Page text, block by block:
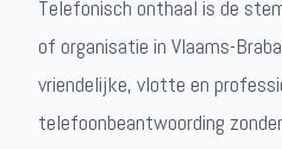
Telefonisch onthaal is de
of organisatie in Vlaams-
vriendelijke, vlotte en
telefoonbeantwoording